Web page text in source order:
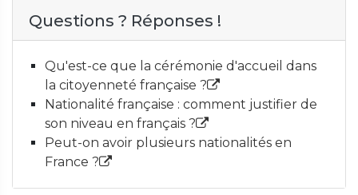
Questions ? Réponses !
Qu'est-ce que la cérémonie d'accueil dans
la citoyenneté française ?
Nationalité française : comment justifier de
son niveau en français ?
Peut-on avoir plusieurs nationalités en
France ?